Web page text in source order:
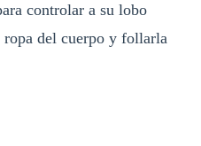
controlar a su lobo
del cuerpo y follarla